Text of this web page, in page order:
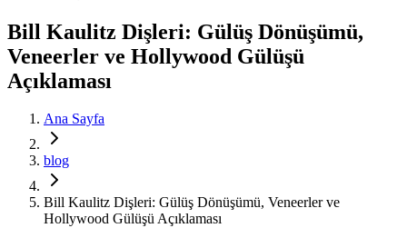
Bill Kaulitz Dişleri: Gülüş Dönüşümü,
Veneerler ve Hollywood Gülüşü
Açıklaması
Ana Sayfa
blog
Bill Kaulitz Dişleri: Gülüş Dönüşümü, Veneerler ve
Hollywood Gülüşü Açıklaması